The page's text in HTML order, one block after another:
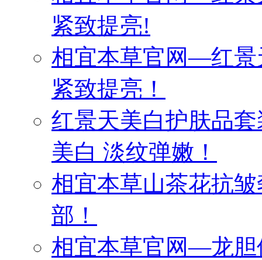
紧致提亮!
相宜本草官网—红景
紧致提亮！
红景天美白护肤品
美白 淡纹弹嫩！
相宜本草山茶花抗
部！
相宜本草官网—龙胆